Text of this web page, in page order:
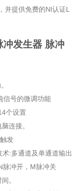
并提供免费的NI认证L
冲发生器 脉冲
信号的微调功能
个设置
连接。
发
:多通道及单通道输出
脉冲开，M脉冲关
。